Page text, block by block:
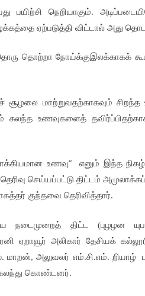
பயிற்சி நெறியாகும்.
ஏற்படுத்தி விட்டால் அது
தொற்றா நோய்க்குஇலக்காகக்
சூழலை மாற்றுவதற்காகவும் சிறந்த
கலந்த உணவுகளைத்
உணவு” எனும் இந்த
தெரிவு செய்யப்பட்டு திட்டம்
குந்தவை தெரிவித்தார்.
நடைமுறைத் திட்ட (புழழன
ஏறாவூர் அலிகார் தேசியக்
.மாறன்,அலுவலர் எம்.சி.எம். றியாழ்
கொண்டனர்.